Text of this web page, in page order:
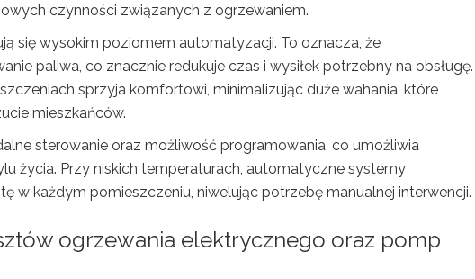
czynności związanych z ogrzewaniem.
się wysokim poziomem automatyzacji. To oznacza, że
paliwa, co znacznie redukuje czas i wysiłek potrzebny na obsługę.
sprzyja komfortowi, minimalizując duże wahania, które
mieszkańców.
sterowanie oraz możliwość programowania, co umożliwia
życia. Przy niskich temperaturach, automatyczne systemy
w każdym pomieszczeniu, niwelując potrzebę manualnej interwencji.
ogrzewania elektrycznego oraz pomp